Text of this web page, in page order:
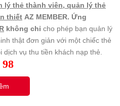
lý thẻ thành viên, quản lý thẻ
thiết AZ MEMBER. Ứng
không chỉ cho phép bạn quản lý
thật đơn giản với một chiếc thẻ
vụ thu tiền khách nạp thẻ.
98